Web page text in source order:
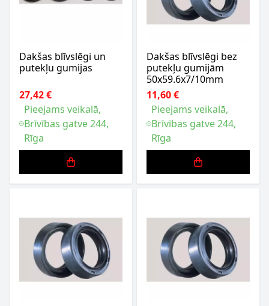
Dakšas blīvslēgi un
putekļu gumijas
27,42 €
Pieejams veikalā,
Brīvības gatve 244,
Rīga
Dakšas blīvslēgi bez
putekļu gumijām
50x59.6x7/10mm
11,60 €
Pieejams veikalā,
Brīvības gatve 244,
Rīga